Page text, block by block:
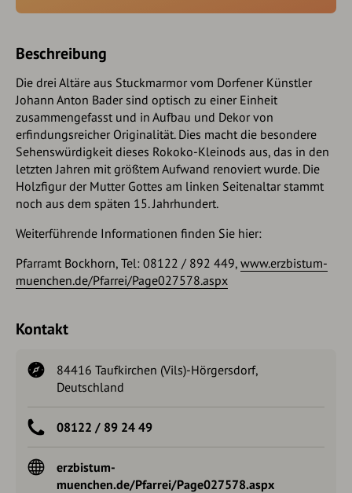
Beschreibung
Die drei Altäre aus Stuckmarmor vom Dorfener Künstler
Johann Anton Bader sind optisch zu einer Einheit
zusammengefasst und in Aufbau und Dekor von
erfindungsreicher Originalität. Dies macht die besondere
Sehenswürdigkeit dieses Rokoko-Kleinods aus, das in den
letzten Jahren mit größtem Aufwand renoviert wurde. Die
Holzfigur der Mutter Gottes am linken Seitenaltar stammt
noch aus dem späten 15. Jahrhundert.
Weiterführende Informationen finden Sie hier:
Pfarramt Bockhorn, Tel: 08122 / 892 449, www.erzbistum-
muenchen.de/Pfarrei/Page027578.aspx
Kontakt
84416 Taufkirchen (Vils)-Hörgersdorf,
Deutschland
08122 / 89 24 49
erzbistum-
muenchen.de/Pfarrei/Page027578.aspx